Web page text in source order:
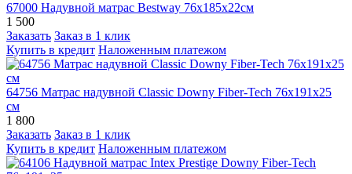
67000 Надувной матрас Bestway 76х185х22см
1 500
Заказать Заказ в 1 клик
Купить в кредит Наложенным платежом
64756 Матрас надувной Classic Downy Fiber-Tech 76x191x25
см
1 800
Заказать Заказ в 1 клик
Купить в кредит Наложенным платежом